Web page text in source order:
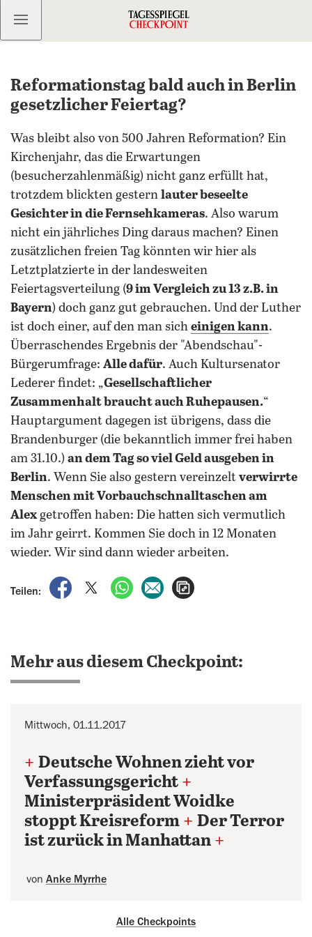
Kostenlos anmelden
Reformationstag bald auch in Berlin
gesetzlicher Feiertag?
Was bleibt also von 500 Jahren Reformation? Ein
Kirchenjahr, das die Erwartungen
(besucherzahlenmäßig) nicht ganz erfüllt hat,
trotzdem blickten gestern lauter beseelte
Gesichter in die Fernsehkameras. Also warum
nicht ein jährliches Ding daraus machen? Einen
zusätzlichen freien Tag könnten wir hier als
Letztplatzierte in der landesweiten
Feiertagsverteilung (9 im Vergleich zu 13 z.B. in
Bayern) doch ganz gut gebrauchen. Und der Luther
ist doch einer, auf den man sich einigen kann.
Überraschendes Ergebnis der "Abendschau"-
Bürgerumfrage: Alle dafür. Auch Kultursenator
Lederer findet: „Gesellschaftlicher
Zusammenhalt braucht auch Ruhepausen.“
Hauptargument dagegen ist übrigens, dass die
Brandenburger (die bekanntlich immer frei haben
am 31.10.) an dem Tag so viel Geld ausgeben in
Berlin. Wenn Sie also gestern vereinzelt verwirrte
Menschen mit Vorbauchschnalltaschen am
Alexgetroffen haben: Die hatten sich vermutlich
im Jahr geirrt. Kommen Sie doch in 12 Monaten
wieder. Wir sind dann wieder arbeiten.
Teilen:
auf Facebook teilen
auf X teilenper WhatsApp teilen
per E-Mail teilen
Mehr aus diesem Checkpoint:
Mittwoch, 01.11.2017
+ Deutsche Wohnen zieht vor
Verfassungsgericht +
Ministerpräsident Woidke
stoppt Kreisreform + Der Terror
ist zurück in Manhattan +
von Anke Myrrhe
Alle Checkpoints